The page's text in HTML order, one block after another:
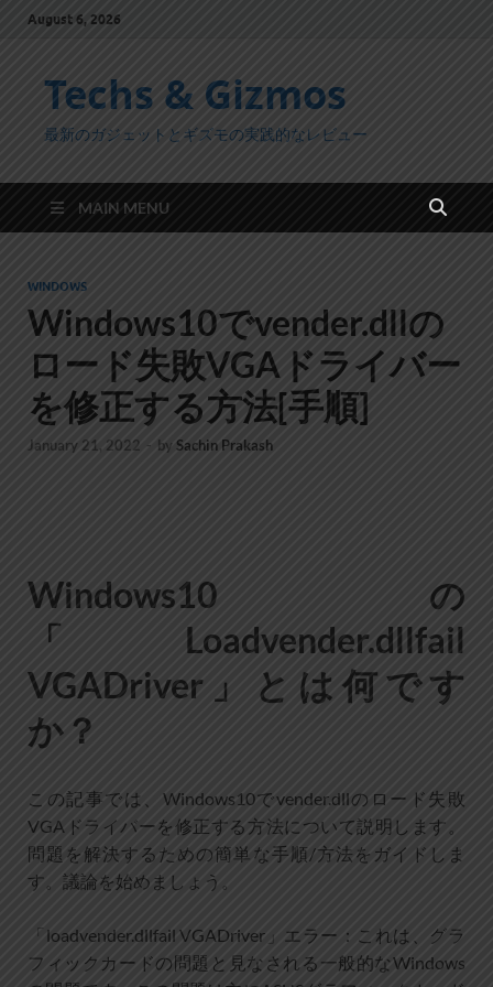
August 6, 2026
Techs & Gizmos
最新のガジェットとギズモの実践的なレビュー
MAIN MENU
WINDOWS
Windows10でvender.dllの
ロード失敗VGAドライバー
を修正する方法[手順]
January 21, 2022 - by Sachin Prakash
Windows10の
「Loadvender.dllfail
VGADriver」とは何です
か？
この記事では、Windows10でvender.dllのロード失敗
VGAドライバーを修正する方法について説明します。
問題を解決するための簡単な手順/方法をガイドしま
す。議論を始めましょう。
「loadvender.dllfail VGADriver」エラー：これは、グラ
フィックカードの問題と見なされる一般的なWindows